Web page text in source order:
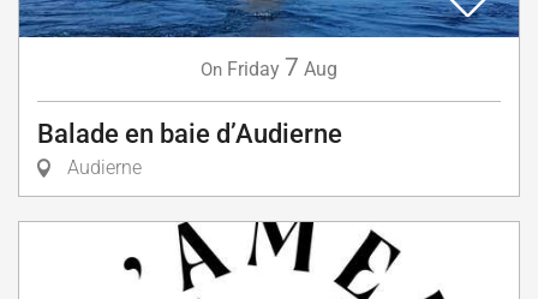
On Friday 7 Aug
Balade en baie d’Audierne
Audierne